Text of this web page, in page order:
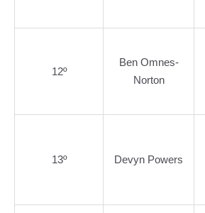
12º
Ben Omnes-
Norton
13º Devyn Powers